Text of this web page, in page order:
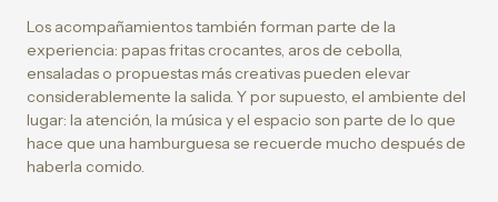
Los acompañamientos también forman parte de la
experiencia: papas fritas crocantes, aros de cebolla,
ensaladas o propuestas más creativas pueden elevar
considerablemente la salida. Y por supuesto, el ambiente del
lugar: la atención, la música y el espacio son parte de lo que
hace que una hamburguesa se recuerde mucho después de
haberla comido.